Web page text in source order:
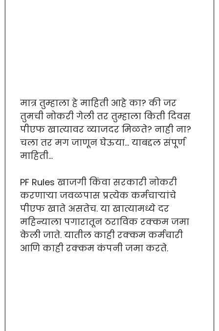
मात्र तुम्हाला हे माहिती आहे का? की जर
तुमची नोकरी गेली तर तुम्हाला किती दिवस
पीएफ खात्यावर व्याजदर मिळते? नाही ना?
चला तर मग जाणून घेऊया… याबद्दल संपूर्ण
माहिती…
PF Rules खाजगी किंवा सरकारी नोकरी
करणाऱ्या जवळपास प्रत्येक कर्मचाऱ्यांचे
पीएफ खाते असतेच. या खात्यामध्ये दर
महिन्याला पगारातून ठराविक रक्कम जमा
केली जाते. यातील काही रक्कम कर्मचारी
आणि काही रक्कम कंपनी जमा करते.